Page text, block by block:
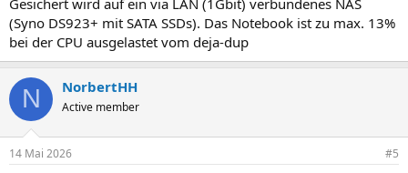
(Syno DS923+ mit SATA SSDs). Das Notebook ist zu max. 13%
bei der CPU ausgelastet vom deja-dup
N NorbertHH
Active member
14 Mai 2026 #5